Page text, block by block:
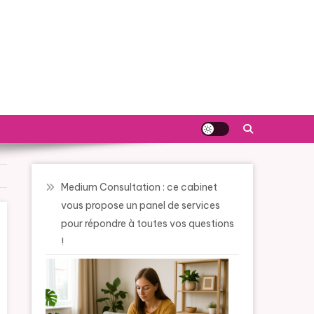
Medium Consultation : ce cabinet
vous propose un panel de services
pour répondre à toutes vos questions
!